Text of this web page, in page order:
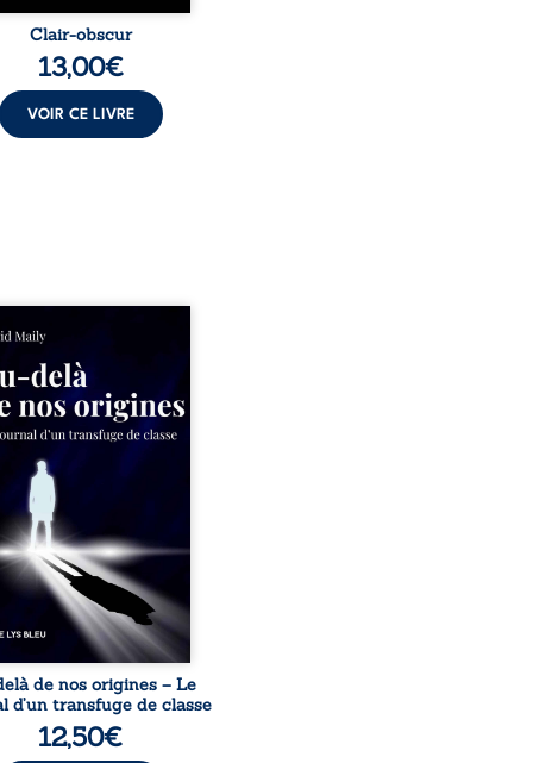
Clair-obscur
13,00€
VOIR CE LIVRE
un milieu populaire où
et les fractures
tenaient lieu de
David a choisi la
Très tôt, l’école et les
deviennent ses armes de
sociale. S’arracher à
exige pourtant un
Pris entre deux
l’homme réalise que
professionnels ne
guérissent ni ...
de nos origines – Le
d’un transfuge de classe
12,50€